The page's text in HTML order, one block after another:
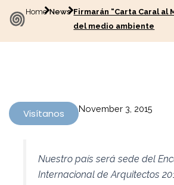
Home News Firmarán “Carta Caral al
del medio ambiente
Visítanos November 3, 2015
Nuestro país será sede del
Internacional de Arquitectos